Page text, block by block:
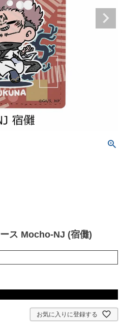
ス Mocho-NJ (宿儺)
お気に入りに登録する